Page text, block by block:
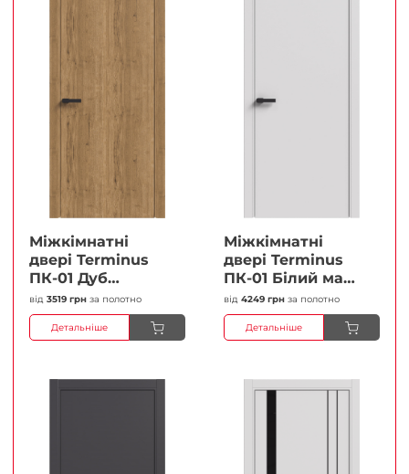
Міжкімнатні
двері Terminus
ПК-01 Дуб
античний Глухі
Плівка
від 3519 грн за полотно
Детальніше
Міжкімнатні
двері Terminus
ПК-01 Білий мат
(Термінус) Глухі
Плівка
від 4249 грн за полотно
Детальніше